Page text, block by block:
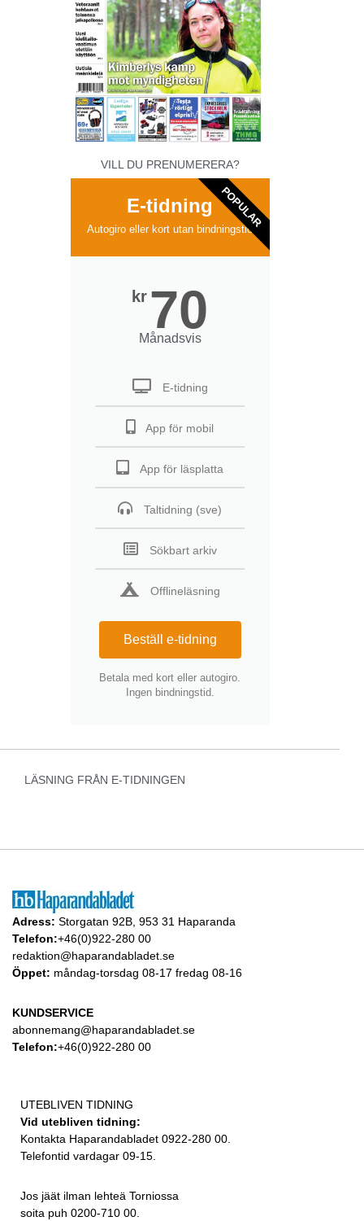
VILL DU PRENUMERERA?
E-tidning
Autogiro eller kort utan bindningstid
kr 70
Månadsvis
E-tidning
App för mobil
App för läsplatta
Taltidning (sve)
Sökbart arkiv
Offlineläsning
Beställ e-tidning
Betala med kort eller autogiro.
Ingen bindningstid.
POPULAR
LÄSNING FRÅN E-TIDNINGEN
Adress: Storgatan 92B, 953 31 Haparanda
Telefon:+46(0)922-280 00
redaktion@haparandabladet.se
Öppet: måndag-torsdag 08-17 fredag 08-16
KUNDSERVICE
abonnemang@haparandabladet.se
Telefon:+46(0)922-280 00
UTEBLIVEN TIDNING
Vid utebliven tidning:
Kontakta Haparandabladet 0922-280 00.
Telefontid vardagar 09-15.
Jos jäät ilman lehteä Torniossa
soita puh 0200-710 00.